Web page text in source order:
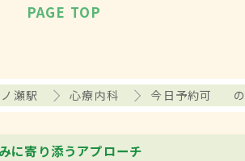
PAGE TOP
瀬駅 心療内科 今日予約可
に寄り添うアプローチ